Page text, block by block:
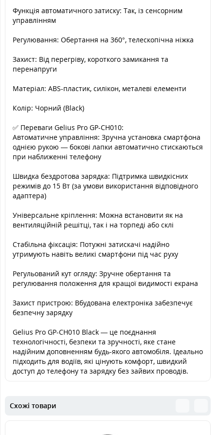
Функція автоматичного затиску: Так, із сенсорним
управлінням
Регулювання: Обертання на 360°, телескопічна ніжка
Захист: Від перегріву, короткого замикання та
перенапруги
Матеріал: ABS-пластик, силікон, металеві елементи
Колір: Чорний (Black)
✅ Переваги Gelius Pro GP-CH010:
Автоматичне управління: Зручна установка смартфона
однією рукою — бокові лапки автоматично стискаються
при наближенні телефону
Швидка бездротова зарядка: Підтримка швидкісних
режимів до 15 Вт (за умови використання відповідного
адаптера)
Універсальне кріплення: Можна встановити як на
вентиляційній решітці, так і на торпеді або склі
Стабільна фіксація: Потужні затискачі надійно
утримують навіть великі смартфони під час руху
Регульований кут огляду: Зручне обертання та
регулювання положення для кращої видимості екрана
Захист пристрою: Вбудована електроніка забезпечує
безпечну зарядку
Gelius Pro GP-CH010 Black — це поєднання
технологічності, безпеки та зручності, яке стане
надійним доповненням будь-якого автомобіля. Ідеально
підходить для водіїв, які цінують комфорт, швидкий
доступ до телефону та зарядку без зайвих проводів.
Схожі товари